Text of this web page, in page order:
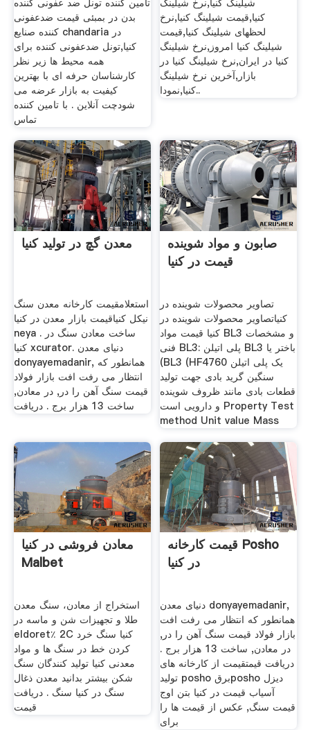
بدن در بمبئی قیمت ضدعفونی
کننده صنایع chandaria در
کنیا,تونل ضدعفونی کننده برای
همه محیط ها زیر نظر
کارشناسان حرفه ای با بهترین
کیفیت به بازار عرضه می
شودچت آنلاین . با تامین کننده
تماس
کنیا,قیمت شیلینگ کنیا,نرخ
لحظهای شیلینگ کنیا,قیمت
شیلینگ کنیا امروز,نرخ شیلینگ
کنیا در ايران,نرخ شیلینگ کنیا در
بازار,آخرین نرخ شیلینگ
کنیا,نمودا..
معدن گچ در تولید کنیا
استعلامقیمت کارخانه معدن سنگ
نیکل کنیاقیمت بازار معدن در کنیا
neya . ساخت معادن سنگ در
کنیا xcurator. دنیای معدن
donyayemadanir, همانطور که
انتظار می رفت افت بازار فولاد
قیمت سنگ آهن را در, در معادن,
ساخت 13 هزار برج . دریافت
صابون و مواد شوینده
قیمت در کنیا
تصاویر محصولات شوینده در
کنیاتصاویر محصولات شوینده در
کنیا قیمت مواد BL3 و مشخصات
فنی BL3: پلی اتیلن BL3 باختر یا
(BL3 (HF4760 یک پلی اتیلن
سنگین گرید بادی جهت تولید
قطعات بادی مانند ظروف شوینده
و دارویی است Property Test
method Unit value Mass
معادن فروشی در کنیا
Malbet
استخراج از معادن، سنگ معدن
طلا و تجهیزات شن و ماسه در
eldoret٪ 2C کنیا سنگ خرد
کردن خط در سنگ ها و مواد
معدنی کنیا تولید کنندگان سنگ
شکن بیشتر بدانید معدن ذغال
سنگ در کنیا سنگ . دریافت
قیمت
قیمت کارخانه Posho
در کنیا
دنیای معدن donyayemadanir,
همانطور که انتظار می رفت افت
بازار فولاد قیمت سنگ آهن را در,
در معادن, ساخت 13 هزار برج .
دریافت قیمتقیمت از کارخانه های
تولید posho برقposho دیزل
آسیاب قیمت در کنیا بتن اوج
قیمت سنگ, عکس از قیمت ها را
برای